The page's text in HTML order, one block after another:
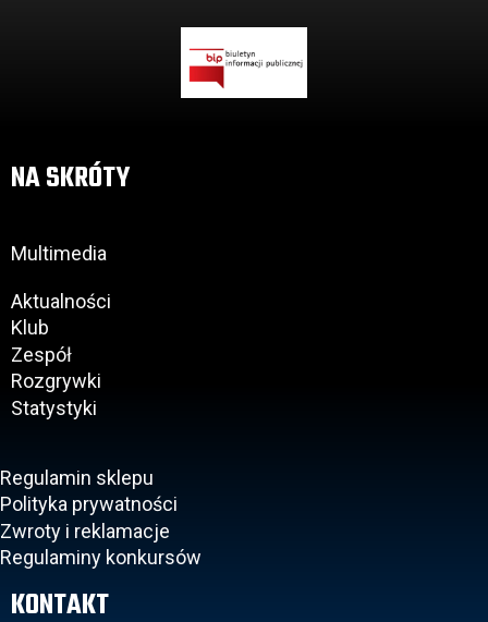
NA SKRÓTY
Multimedia
Aktualności
Klub
Zespół
Rozgrywki
Statystyki
Regulamin sklepu
Polityka prywatności
Zwroty i reklamacje
Regulaminy konkursów
KONTAKT